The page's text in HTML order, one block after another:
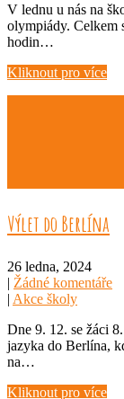
V lednu u nás na
olympiády. Celkem
hodin…
Kliknout pro více
Výlet do Berlína
26 ledna, 2024
| Žádné komentáře
| Akce školy
Dne 9. 12. se žáci
jazyka do Berlína,
na…
Kliknout pro více